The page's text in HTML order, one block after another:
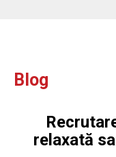
Blog
relaxată